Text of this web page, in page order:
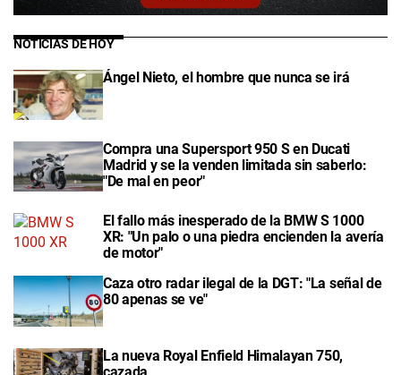
NOTICIAS DE HOY
Ángel Nieto, el hombre que nunca se irá
Compra una Supersport 950 S en Ducati
Madrid y se la venden limitada sin saberlo:
"De mal en peor"
El fallo más inesperado de la BMW S 1000
XR: "Un palo o una piedra encienden la avería
de motor"
Caza otro radar ilegal de la DGT: "La señal de
80 apenas se ve"
La nueva Royal Enfield Himalayan 750,
cazada